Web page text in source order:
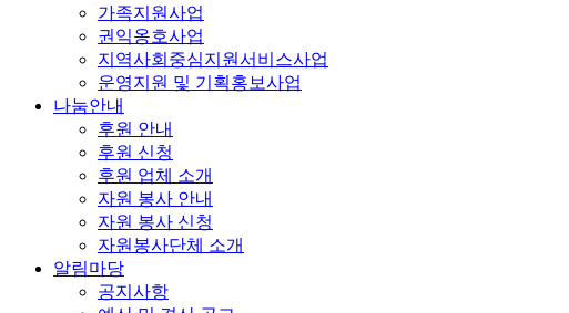
가족지원사업
권익옹호사업
지역사회중심지원서비스사업
운영지원 및 기획홍보사업
나눔안내
후원 안내
후원 신청
후원 업체 소개
자원 봉사 안내
자원 봉사 신청
자원봉사단체 소개
알림마당
공지사항